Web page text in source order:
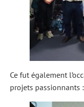
Ce fut également
projets passionnants :